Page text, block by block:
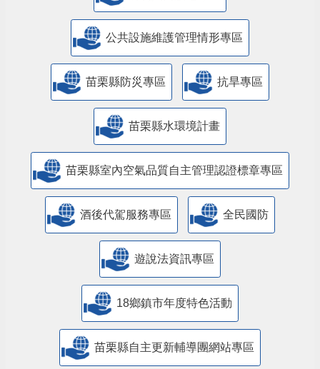
​公共設施維護管理情形專區
苗栗縣防災專區 抗旱專區
苗栗縣水環境計畫
苗栗縣室內空氣品質自主管理認證標章專區
酒後代駕服務專區 全民國防
遊說法資訊專區
18鄉鎮市年度特色活動
苗栗縣自主更新輔導團網站專區